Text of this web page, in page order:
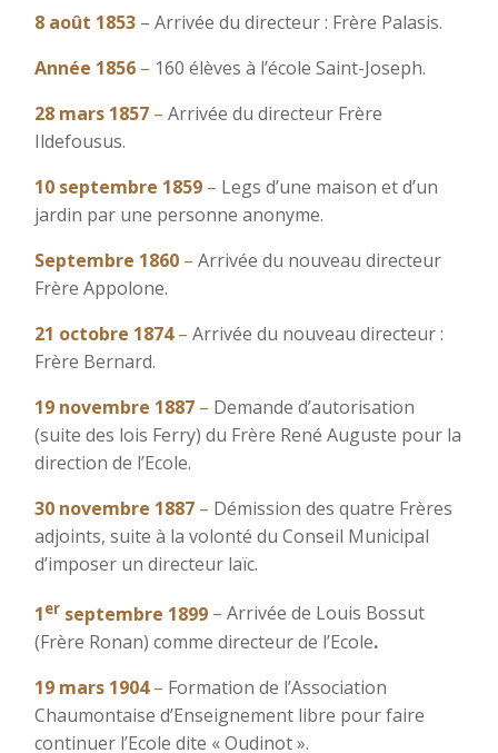
8 août 1853 – Arrivée du directeur : Frère Palasis.
Année 1856 – 160 élèves à l’école Saint-Joseph.
28 mars 1857 – Arrivée du directeur Frère
Ildefousus.
10 septembre 1859 – Legs d’une maison et d’un
jardin par une personne anonyme.
Septembre 1860 – Arrivée du nouveau directeur
Frère Appolone.
21 octobre 1874– Arrivée du nouveau directeur :
Frère Bernard.
19 novembre 1887 – Demande d’autorisation
(suite des lois Ferry) du Frère René Auguste pour la
direction de l’Ecole.
30 novembre 1887 – Démission des quatre Frères
adjoints, suite à la volonté du Conseil Municipal
d’imposer un directeur laïc.
1er septembre 1899 – Arrivée de Louis Bossut
(Frère Ronan) comme directeur de l’Ecole.
19 mars 1904– Formation de l’Association
Chaumontaise d’Enseignement libre pour faire
continuer l’Ecole dite « Oudinot ».